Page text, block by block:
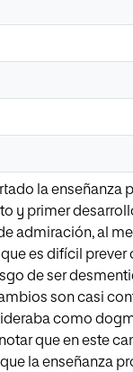
la enseñanza
y primer
admiración, al
es difícil prever
de ser
son casi
como
que en este
la enseñanza